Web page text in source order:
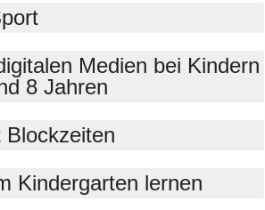
Medien bei Kindern
8 Jahren
Kindergarten lernen